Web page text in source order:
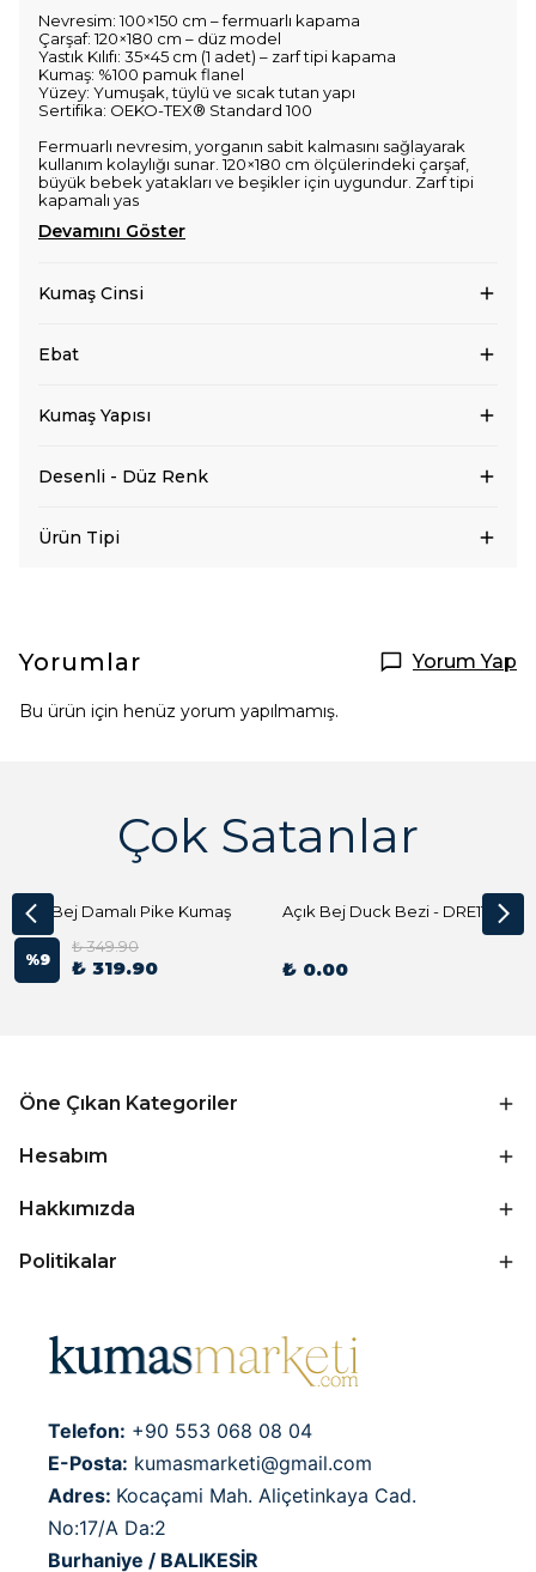
Nevresim: 100×150 cm – fermuarlı kapama
Çarşaf: 120×180 cm – düz model
Yastık Kılıfı: 35×45 cm (1 adet) – zarf tipi kapama
Kumaş: %100 pamuk flanel
Yüzey: Yumuşak, tüylü ve sıcak tutan yapı
Sertifika: OEKO-TEX® Standard 100
Fermuarlı nevresim, yorganın sabit kalmasını sağlayarak
kullanım kolaylığı sunar. 120×180 cm ölçülerindeki çarşaf,
büyük bebek yatakları ve beşikler için uygundur. Zarf tipi
kapamalı yas
Devamını Göster
Kumaş Cinsi
Ebat
Kumaş Yapısı
Desenli - Düz Renk
Ürün Tipi
Yorumlar Yorum Yap
Bu ürün için henüz yorum yapılmamış.
Çok Satanlar
Açık Bej Damalı Pike Kumaş
%9
₺ 349.90
₺ 319.90
Açık Bej Duck Bezi - DRE1144 Kumaş Peçete
₺ 0.00
Öne Çıkan Kategoriler
Hesabım
Hakkımızda
Politikalar
Telefon: +90 553 068 08 04
E-Posta: kumasmarketi@gmail.com
Adres: Kocaçami Mah. Aliçetinkaya Cad.
No:17/A Da:2
Burhaniye / BALIKESİR